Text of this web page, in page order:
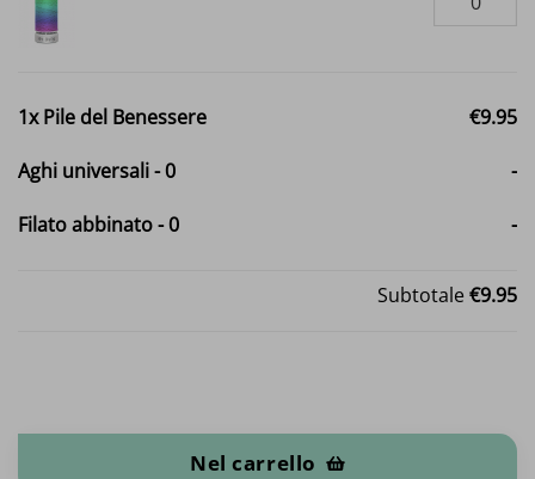
1xPile del Benessere €9.95
Aghi universali-0 -
Filato abbinato-0 -
Subtotale€9.95
Nel carrello